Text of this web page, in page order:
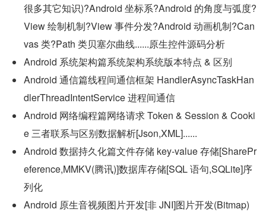
很多其它知识)?Android 坐标系?Android 的角度与弧度?
View 绘制机制?View 事件分发?Android 动画机制?Can
vas 类?Path 类贝塞尔曲线......原生控件源码分析
Android 系统架构篇系统架构系统版本特点 & 区别
Android 通信篇线程间通信框架 HandlerAsyncTaskHan
dlerThreadIntentService 进程间通信
Android 网络编程篇网络请求 Token & Session & Cooki
e 三者联系与区别数据解析[Json,XML]......
Android 数据持久化篇文件存储 key-value 存储[SharePr
eference,MMKV(腾讯)]数据库存储[SQL 语句,SQLite]序
列化
Android 原生音视频图片开发[非 JNI]图片开发(Bitmap)